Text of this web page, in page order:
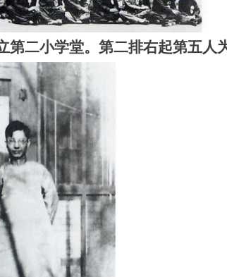
第二小学堂。第二排右起第五人